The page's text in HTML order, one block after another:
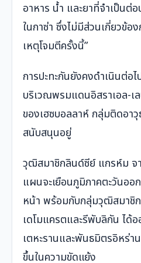
อาหาร น้ำ และยาที่จำเป็นต่อ
ในกาซ่า ซึ่งไม่มีส่วนเกี่ยวข้อ
เหตุโจมตีครั้งนี้”
การปะทะกันยังคงดำเนินต่อ
บริเวณพรมแดนอิสราเอล-เ
ของเฮซบอลลาห์ กลุ่มติดอา
สนับสนุนอยู่
วุฒิสมาชิกลินด์ซีย์ แกรห์ม
แผนจะเยือนภูมิภาคตะวันออ
หน้า พร้อมกับกลุ่มวุฒิสมาชิ
เดโมแครตและรีพับลิกัน ได้
เตหะรานและพันธมิตรอิหร่า
ขึ้นในความขัดแย้ง